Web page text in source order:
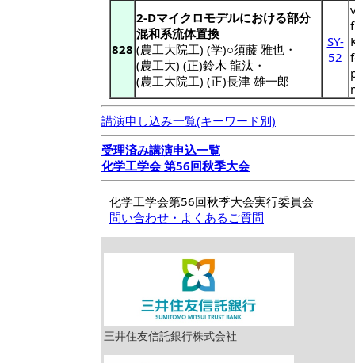
828
2-Dマイクロモデルにおける部分
混和系流体置換
(農工大院工) (学)○須藤 雅也 ・
(農工大) (正)鈴木 龍汰 ・
(農工大院工) (正)長津 雄一郎
SY-
52
講演申し込み一覧(キーワード別)
受理済み講演申込一覧
化学工学会 第56回秋季大会
化学工学会第56回秋季大会実行委員会
問い合わせ・よくあるご質問
三井住友信託銀行株式会社